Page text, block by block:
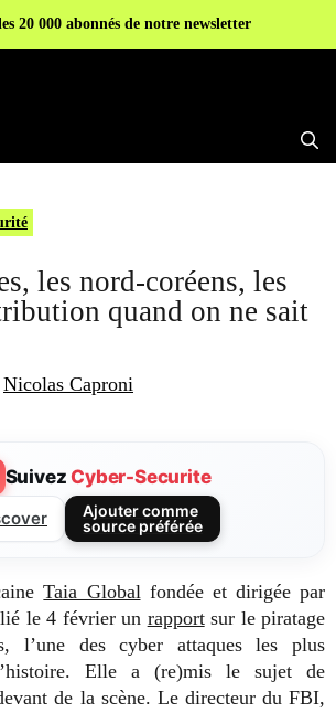
20 000 abonnés de notre newsletter
les nord-coréens, les
quand on ne sait
Nicolas Caproni
SuivezCyber-Securite
Ajouter comme
source préférée
Taia Globalfondée et dirigée par
le 4 février un rapportsur le piratage
l’une des cyber attaques les plus
Elle a (re)mis le sujet de
de la scène. Le directeur du FBI,